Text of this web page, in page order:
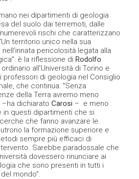
nei dipartimenti di geologia
del suolo dai terremoti, dalle
rischi che caratterizzano
territorio unico nella sua
pericolosità legata alla
è la riflessione diRodolfo
all’Università di Torino e
professori di geologia nel Consiglio
che continua: “Senza
della Terra avremo meno
–ha dichiaratoCarosi – e meno
in questi dipartimenti che si
che fanno avanzare le
la formazione superiore e
sempre più efficaci di
Sarebbe paradossale che
dovessero rinunciare ai
che sono presenti in tutti i
mondo”.